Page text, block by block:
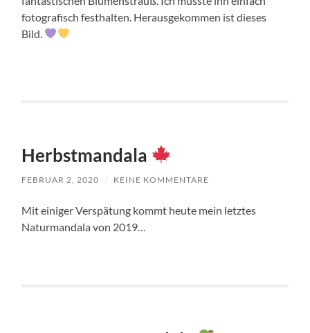
fotografisch festhalten. Herausgekommen ist dieses
Bild.
Herbstmandala
FEBRUAR 2, 2020 / KEINE KOMMENTARE
Mit einiger Verspätung kommt heute mein letztes
Naturmandala von 2019…